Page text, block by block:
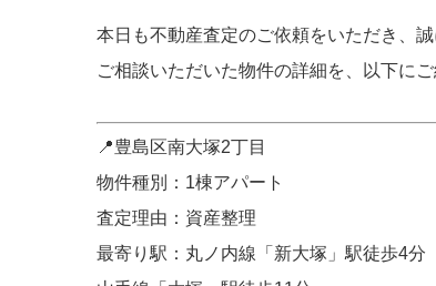
本日も不動産査定のご依頼をいただき、誠
ご相談いただいた物件の詳細を、以下にご
📍豊島区南大塚2丁目
物件種別：1棟アパート
査定理由：資産整理
最寄り駅：丸ノ内線「新大塚」駅徒歩4分